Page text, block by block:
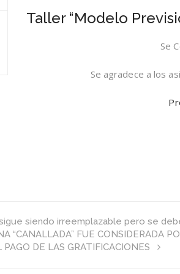
Taller “Modelo
Se
Se agradece a los
siendo irreemplazable pero se
“CANALLADA” FUE CONSIDERADA
PAGO DE LAS GRATIFICACIONES